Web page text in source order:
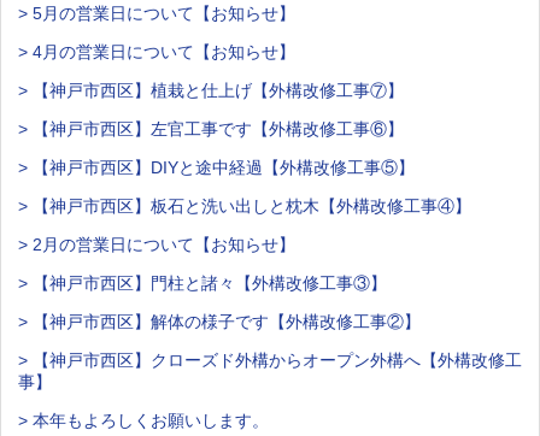
> 5月の営業日について【お知らせ】
> 4月の営業日について【お知らせ】
> 【神戸市西区】植栽と仕上げ【外構改修工事⑦】
> 【神戸市西区】左官工事です【外構改修工事⑥】
> 【神戸市西区】DIYと途中経過【外構改修工事⑤】
> 【神戸市西区】板石と洗い出しと枕木【外構改修工事④】
> 2月の営業日について【お知らせ】
> 【神戸市西区】門柱と諸々【外構改修工事③】
> 【神戸市西区】解体の様子です【外構改修工事②】
> 【神戸市西区】クローズド外構からオープン外構へ【外構改修工
事】
> 本年もよろしくお願いします。